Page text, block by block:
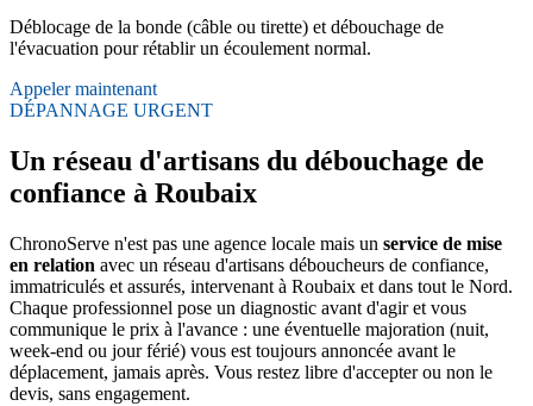
Déblocage de la bonde (câble ou tirette) et débouchage de
l'évacuation pour rétablir un écoulement normal.
Appeler maintenant
DÉPANNAGE URGENT
Un réseau d'artisans du débouchage de
confiance à Roubaix
ChronoServe n'est pas une agence locale mais un service de mise
en relation avec un réseau d'artisans déboucheurs de confiance,
immatriculés et assurés, intervenant à Roubaix et dans tout le Nord.
Chaque professionnel pose un diagnostic avant d'agir et vous
communique le prix à l'avance : une éventuelle majoration (nuit,
week-end ou jour férié) vous est toujours annoncée avant le
déplacement, jamais après. Vous restez libre d'accepter ou non le
devis, sans engagement.